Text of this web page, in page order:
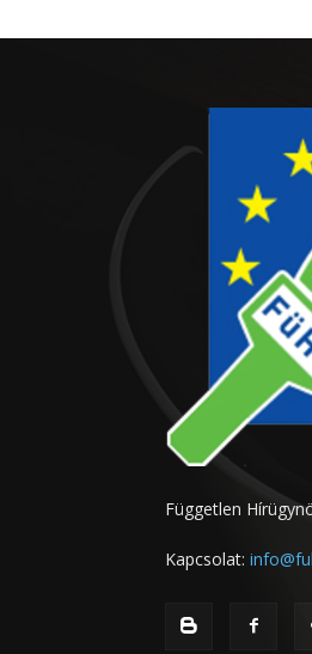
Független
Kapcsolat: